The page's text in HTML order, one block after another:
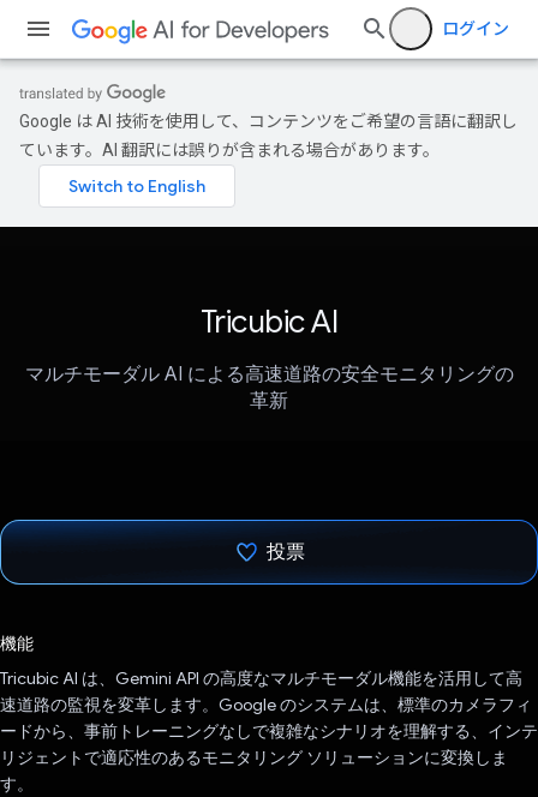
ログイン
Google は AI 技術を使用して、コンテンツをご希望の言語に翻訳し
ています。AI 翻訳には誤りが含まれる場合があります。
Tricubic AI
マルチモーダル AI による高速道路の安全モニタリングの
革新
投票
機能
Tricubic AI は、Gemini API の高度なマルチモーダル機能を活用して高
速道路の監視を変革します。Google のシステムは、標準のカメラフィ
ードから、事前トレーニングなしで複雑なシナリオを理解する、インテ
リジェントで適応性のあるモニタリング ソリューションに変換しま
す。